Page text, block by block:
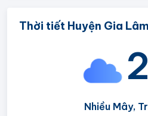
Thời tiết Huyện Gia Lâm
Nhiều Mây,